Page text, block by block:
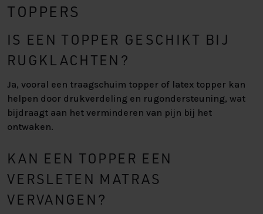
TOPPERS
IS EEN TOPPER GESCHIKT BIJ
RUGKLACHTEN?
Ja, vooral een traagschuim topper of latex topper kan
helpen door drukverdeling en rugondersteuning, wat
bijdraagt aan het verminderen van pijn bij het
ontwaken.
KAN EEN TOPPER EEN
VERSLETEN MATRAS
VERVANGEN?